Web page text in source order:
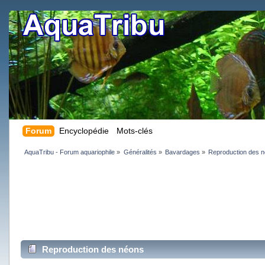
Forum Encyclopédie Mots-clés
AquaTribu - Forum aquariophile » Généralités » Bavardages » Reproduction des
Reproduction des néons